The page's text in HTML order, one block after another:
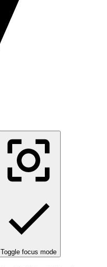
Toggle focus mode